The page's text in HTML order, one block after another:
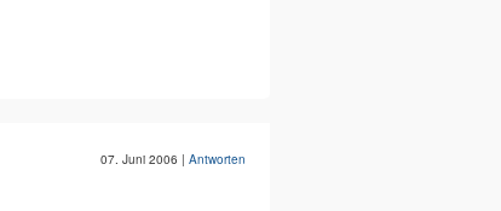
07. Juni 2006 | Antworten